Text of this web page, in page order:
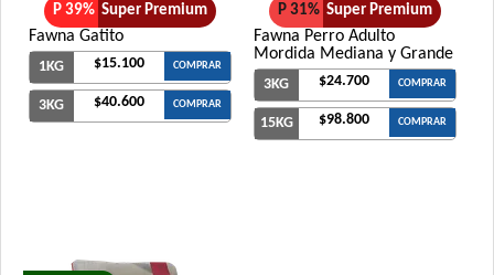
P 39% Super Premium
Fawna Gatito
1KG $15.100 COMPRAR
3KG $40.600 COMPRAR
P 31% Super Premium
Fawna Perro Adulto
Mordida Mediana y Grande
3KG $24.700 COMPRAR
15KG $98.800 COMPRAR